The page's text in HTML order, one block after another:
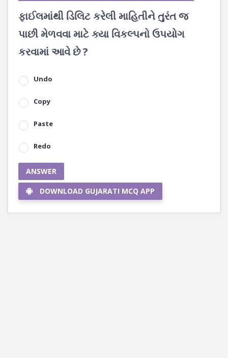
ફાઈલમાંથી ડિલિટ કરેલી માહિતીને તુરંત જ
પાછી મેળવવા માટે ક્યા વિકલ્પનો ઉપયોગ
કરવામાં આવે છે ?
Undo
Copy
Paste
Redo
ANSWER
DOWNLOAD GUJARATI MCQ APP